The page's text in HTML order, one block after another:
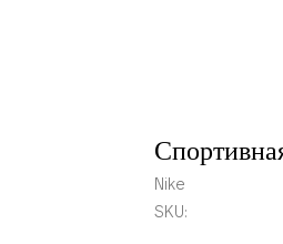
Nike
SKU: